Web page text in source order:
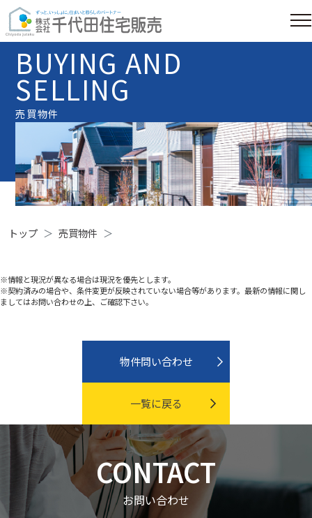
BUYING AND
SELLING
売買物件
トップ 売買物件
※情報と現況が異なる場合は現況を優先とします。
※契約済みの場合や、条件変更が反映されていない場合等があります。最新の情報に関し
ましてはお問い合わせの上、ご確認下さい。
物件問い合わせ
一覧に戻る
CONTACT
お問い合わせ